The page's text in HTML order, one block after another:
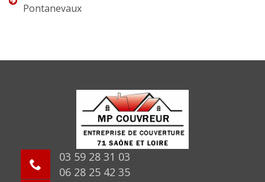
Pontanevaux
03 59 28 31 03
06 28 25 42 35